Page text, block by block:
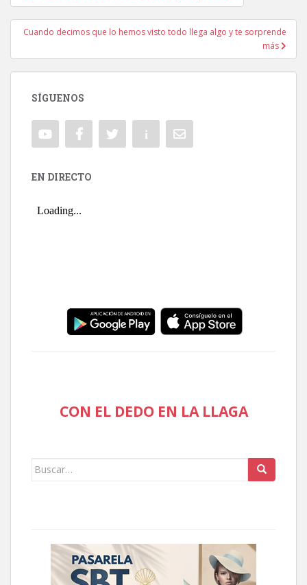
Cuando decimos que lo hemos visto todo llega algo y te sorprende
más
SÍGUENOS
EN DIRECTO
CON EL DEDO EN LA LLAGA
Buscar: